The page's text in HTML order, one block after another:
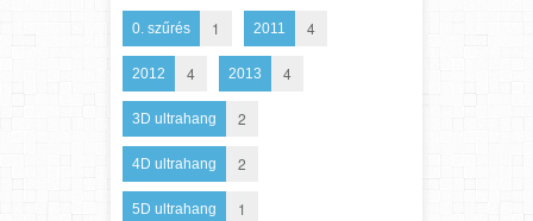
0. szűrés 1 2011 4
2012 4 2013 4
3D ultrahang 2
4D ultrahang 2
5D ultrahang 1